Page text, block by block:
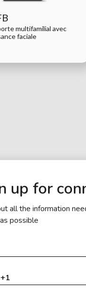
multifamilial avec
faciale
up for
all the information
possible